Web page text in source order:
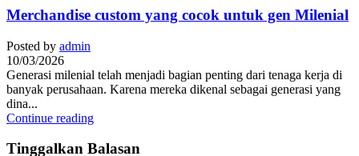
Merchandise custom yang cocok untuk gen Milenial
Posted by admin
10/03/2026
Generasi milenial telah menjadi bagian penting dari tenaga kerja di
banyak perusahaan. Karena mereka dikenal sebagai generasi yang
dina...
Continue reading
Tinggalkan Balasan